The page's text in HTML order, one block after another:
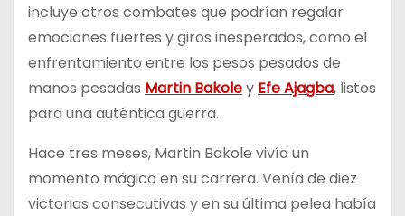
incluye otros combates que podrían regalar
emociones fuertes y giros inesperados, como el
enfrentamiento entre los pesos pesados de
manos pesadas Martin Bakoley Efe Ajagba, listos
para una auténtica guerra.
Hace tres meses, Martin Bakole vivía un
momento mágico en su carrera. Venía de diez
victorias consecutivas y en su última pelea había